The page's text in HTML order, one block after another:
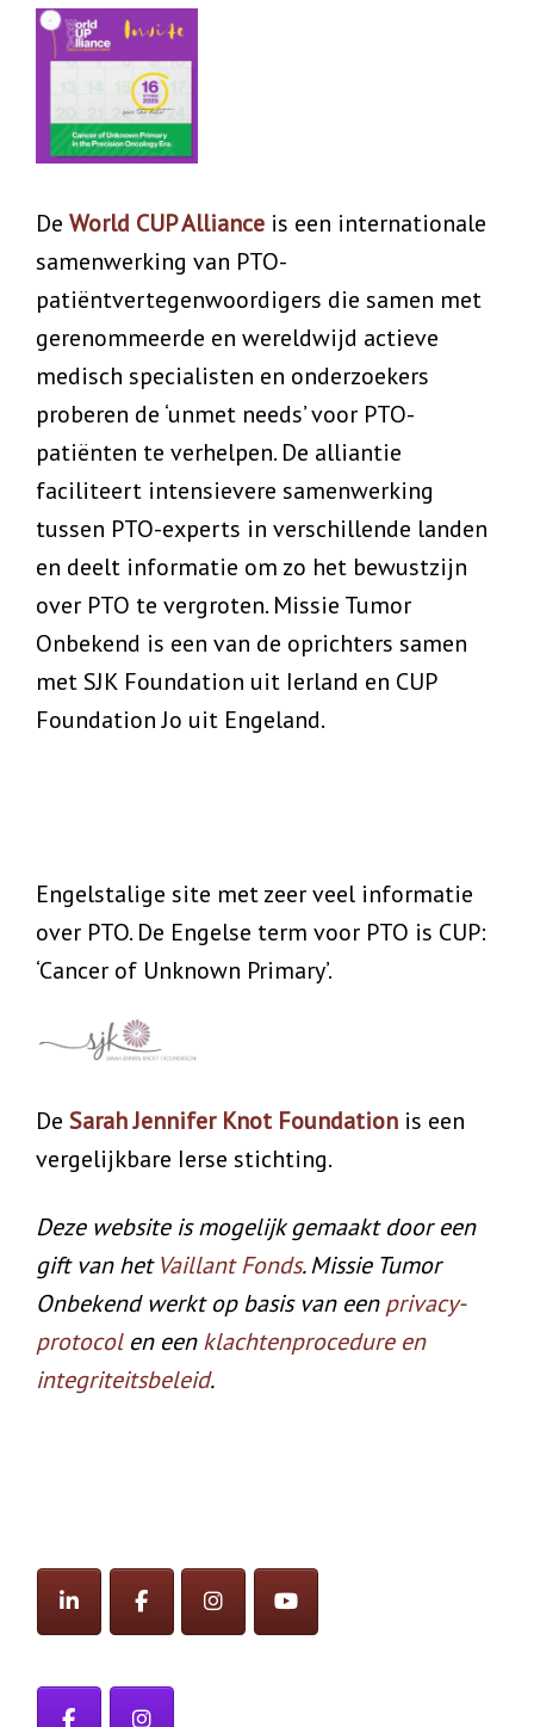
De World CUP Alliance is een internationale
samenwerking van PTO-
patiëntvertegenwoordigers die samen met
gerenommeerde en wereldwijd actieve
medisch specialisten en onderzoekers
proberen de ‘unmet needs’ voor PTO-
patiënten te verhelpen. De alliantie
faciliteert intensievere samenwerking
tussen PTO-experts in verschillende landen
en deelt informatie om zo het bewustzijn
over PTO te vergroten. Missie Tumor
Onbekend is een van de oprichters samen
met SJK Foundation uit Ierland en CUP
Foundation Jo uit Engeland.
Engelstalige site met zeer veel informatie
over PTO. De Engelse term voor PTO is CUP:
‘Cancer of Unknown Primary’.
De Sarah Jennifer Knot Foundation is een
vergelijkbare Ierse stichting.
Deze website is mogelijk gemaakt door een
gift van hetVaillant Fonds. Missie Tumor
Onbekend werkt op basis van eenprivacy-
protocolen eenklachtenprocedure en
integriteitsbeleid.